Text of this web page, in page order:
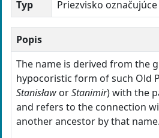
Typ
Priezvisko
Popis
The name is derived from the
hypocoristic form of such Old
Stanisław orStanimir) with the
and refers to the connection
another ancestor by that name.